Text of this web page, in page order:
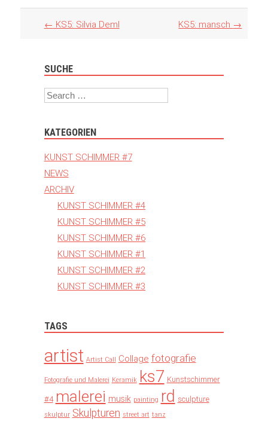
Artikel
← KS5: Silvia Deml KS5: mansch →
SUCHE
Search
KATEGORIEN
KUNST SCHIMMER #7
NEWS
ARCHIV
KUNST SCHIMMER #4
KUNST SCHIMMER #5
KUNST SCHIMMER #6
KUNST SCHIMMER #1
KUNST SCHIMMER #2
KUNST SCHIMMER #3
TAGS
artist Artist Call Collage fotografie
Fotografie und Malerei Keramik ks7 Kunstschimmer
#4 malerei musik painting rd sculpture
skulptur Skulpturen street art tanz